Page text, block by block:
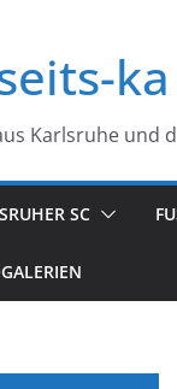
ka
Karlsruhe und
SC